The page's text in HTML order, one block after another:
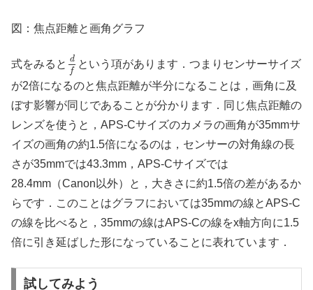
図：焦点距離と画角グラフ
式をみると d
f
d
という項があります．つまりセンサーサイズ
が2倍になるのと焦点距離が半分になることは，画角に及
ぼす影響が同じであることが分かります．同じ焦点距離の
レンズを使うと，APS-Cサイズのカメラの画角が35mmサ
イズの画角の約1.5倍になるのは，センサーの対角線の長
さが35mmでは43.3mm，APS-Cサイズでは
28.4mm（Canon以外）と，大きさに約1.5倍の差があるか
らです．このことはグラフにおいては35mmの線とAPS-C
の線を比べると，35mmの線はAPS-Cの線をx軸方向に1.5
倍に引き延ばした形になっていることに表れています．
試してみよう